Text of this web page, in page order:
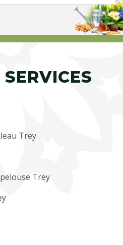
Trey
Trey